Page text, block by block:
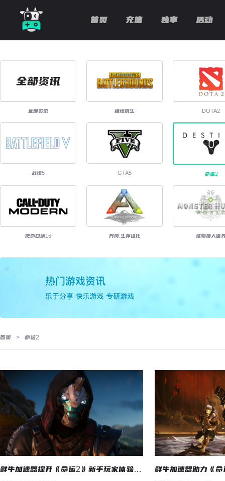
首页 充值 独享 活动
全部资讯 绝地求生 DOTA2
战地5 GTA5 命运2
使命召唤16 方舟:生存进化 怪物猎人世
首页 > 命运2
鲜牛加速器提升《命运2》新手玩家体验——鲜牛网游加速器